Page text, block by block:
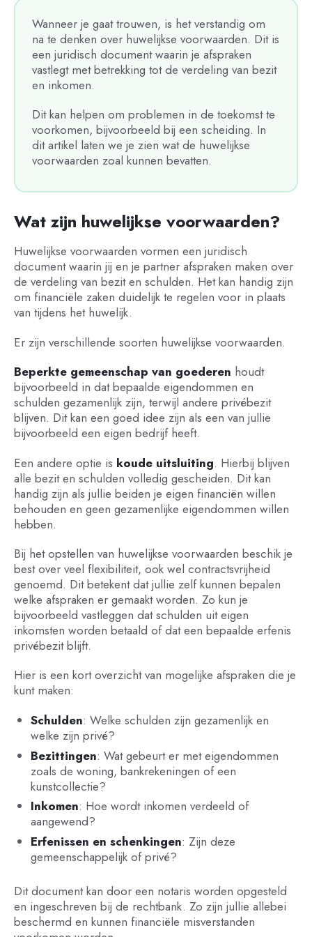
Wanneer je gaat trouwen, is het verstandig om
na te denken over huwelijkse voorwaarden. Dit is
een juridisch document waarin je afspraken
vastlegt met betrekking tot de verdeling van bezit
en inkomen.
Dit kan helpen om problemen in de toekomst te
voorkomen, bijvoorbeeld bij een scheiding. In
dit artikel laten we je zien wat de huwelijkse
voorwaarden zoal kunnen bevatten.
Wat zijn huwelijkse voorwaarden?
Huwelijkse voorwaarden vormen een juridisch
document waarin jij en je partner afspraken maken over
de verdeling van bezit en schulden. Het kan handig zijn
om financiële zaken duidelijk te regelen voor in plaats
van tijdens het huwelijk.
Er zijn verschillende soorten huwelijkse voorwaarden.
Beperkte gemeenschap van goederen houdt
bijvoorbeeld in dat bepaalde eigendommen en
schulden gezamenlijk zijn, terwijl andere privébezit
blijven. Dit kan een goed idee zijn als een van jullie
bijvoorbeeld een eigen bedrijf heeft.
Een andere optie is koude uitsluiting. Hierbij blijven
alle bezit en schulden volledig gescheiden. Dit kan
handig zijn als jullie beiden je eigen financiën willen
behouden en geen gezamenlijke eigendommen willen
hebben.
Bij het opstellen van huwelijkse voorwaarden beschik je
best over veel flexibiliteit, ook wel contractsvrijheid
genoemd. Dit betekent dat jullie zelf kunnen bepalen
welke afspraken er gemaakt worden. Zo kun je
bijvoorbeeld vastleggen dat schulden uit eigen
inkomsten worden betaald of dat een bepaalde erfenis
privébezit blijft.
Hier is een kort overzicht van mogelijke afspraken die je
kunt maken:
Schulden: Welke schulden zijn gezamenlijk en
welke zijn privé?
Bezittingen: Wat gebeurt er met eigendommen
zoals de woning, bankrekeningen of een
kunstcollectie?
Inkomen: Hoe wordt inkomen verdeeld of
aangewend?
Erfenissen en schenkingen: Zijn deze
gemeenschappelijk of privé?
Dit document kan door een notaris worden opgesteld
en ingeschreven bij de rechtbank. Zo zijn jullie allebei
beschermd en kunnen financiële misverstanden